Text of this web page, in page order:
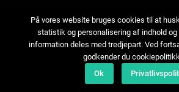
Kontakta oss
Sitemap
På vores website bruges cookies til at
statistik og personalisering af indhold og
information deles med tredjepart. Ved
godkender du
Ok